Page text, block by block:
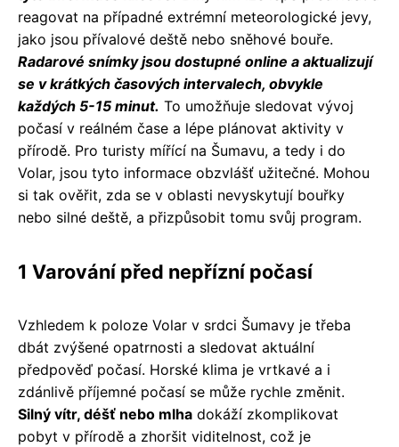
reagovat na případné extrémní meteorologické jevy,
jako jsou přívalové deště nebo sněhové bouře.
Radarové snímky jsou dostupné online a aktualizují
se v krátkých časových intervalech, obvykle
každých 5-15 minut. To umožňuje sledovat vývoj
počasí v reálném čase a lépe plánovat aktivity v
přírodě. Pro turisty mířící na Šumavu, a tedy i do
Volar, jsou tyto informace obzvlášť užitečné. Mohou
si tak ověřit, zda se v oblasti nevyskytují bouřky
nebo silné deště, a přizpůsobit tomu svůj program.
1 Varování před nepřízní počasí
Vzhledem k poloze Volar v srdci Šumavy je třeba
dbát zvýšené opatrnosti a sledovat aktuální
předpověď počasí. Horské klima je vrtkavé a i
zdánlivě příjemné počasí se může rychle změnit.
Silný vítr, déšť nebo mlha dokáží zkomplikovat
pobyt v přírodě a zhoršit viditelnost, což je